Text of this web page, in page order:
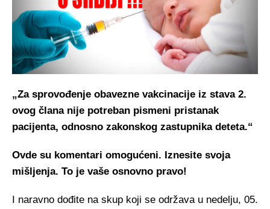
„Za sprovođenje obavezne vakcinacije iz stava 2.
ovog člana nije potreban pismeni pristanak
pacijenta, odnosno zakonskog zastupnika deteta.“
Ovde su komentari omogućeni. Iznesite svoja
mišljenja. To je vaše osnovno pravo!
I naravno dođite na skup koji se održava u nedelju, 05.